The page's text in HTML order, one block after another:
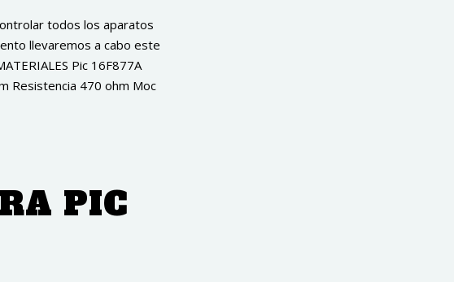
todos los aparatos
llevaremos a cabo este
Pic 16F877A
Resistencia 470 ohm Moc
PIC